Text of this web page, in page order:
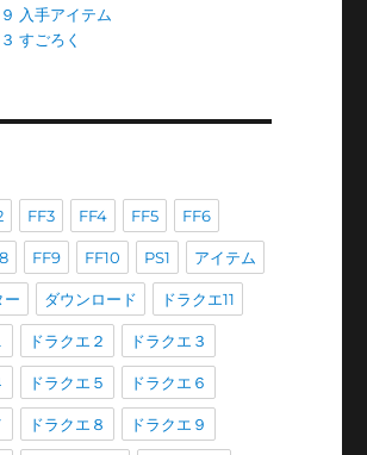
入手アイテム
すごろく
FF3 FF4 FF5 FF6
FF9 FF10 PS1 アイテム
ー ダウンロード ドラクエ11
ドラクエ２ ドラクエ３
ドラクエ５ ドラクエ６
ドラクエ８ ドラクエ９